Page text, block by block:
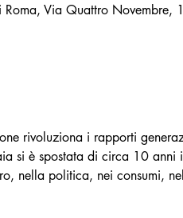
Roma, Via Quattro
rivoluziona i rapporti
si è spostata di circa 10
nella politica, nei consumi,